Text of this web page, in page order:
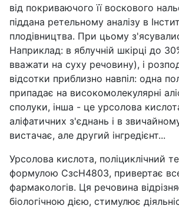
від покриваючого її воскового
піддана ретельному аналізу в
плодівництва. При цьому
Наприклад: в яблучній шкірці до
вважати на суху речовину), і
відсотки приблизно навпіл: одна
припадає на високомолекулярні
сполуки, інша - це урсолова
аліфатичних з'єднань і в
вистачає, але другий інгредієнт...
Урсолова кислота, поліциклічний
формулою СзсН4803, привертає
фармакологів. Ця речовина
біологічною дією, стимулює